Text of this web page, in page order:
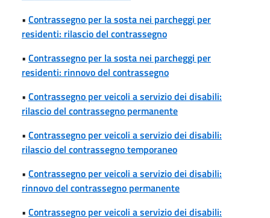
• Contrassegno per la sosta nei parcheggi per
residenti: rilascio del contrassegno
• Contrassegno per la sosta nei parcheggi per
residenti: rinnovo del contrassegno
• Contrassegno per veicoli a servizio dei disabili:
rilascio del contrassegno permanente
• Contrassegno per veicoli a servizio dei disabili:
rilascio del contrassegno temporaneo
• Contrassegno per veicoli a servizio dei disabili:
rinnovo del contrassegno permanente
• Contrassegno per veicoli a servizio dei disabili: